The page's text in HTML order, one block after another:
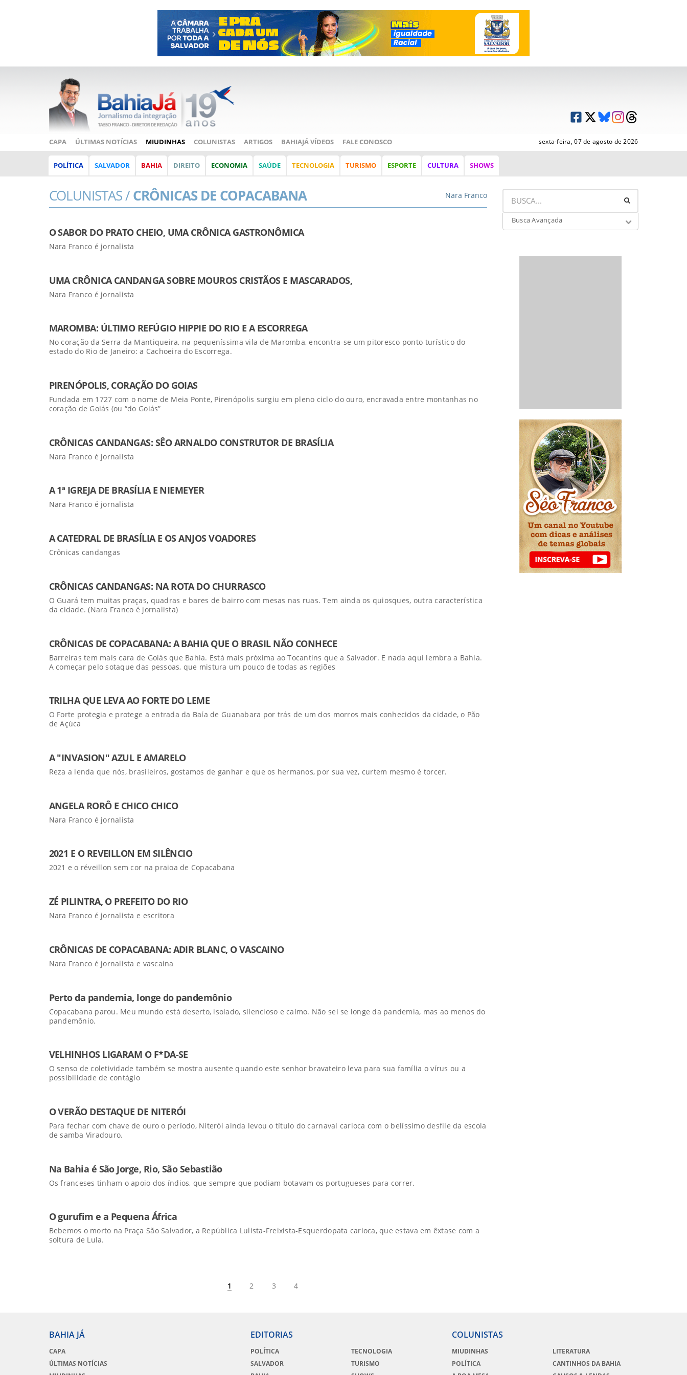
CAPA ÚLTIMAS NOTÍCIAS MIUDINHAS COLUNISTAS ARTIGOS BAHIAJÁ VÍDEOS FALE CONOSCO sexta-feira, 07 de agosto de 2026
POLÍTICA SALVADOR BAHIA DIREITO ECONOMIA SAÚDE TECNOLOGIA TURISMO ESPORTE CULTURA SHOWS
COLUNISTAS /CRÔNICAS DE COPACABANA Nara Franco
O SABOR DO PRATO CHEIO, UMA CRÔNICA GASTRONÔMICA
Nara Franco é jornalista
UMA CRÔNICA CANDANGA SOBRE MOUROS CRISTÃOS E MASCARADOS,
Nara Franco é jornalista
MAROMBA: ÚLTIMO REFÚGIO HIPPIE DO RIO E A ESCORREGA
No coração da Serra da Mantiqueira, na pequeníssima vila de Maromba, encontra-se um pitoresco ponto turístico do
estado do Rio de Janeiro: a Cachoeira do Escorrega.
PIRENÓPOLIS, CORAÇÃO DO GOIAS
Fundada em 1727 com o nome de Meia Ponte, Pirenópolis surgiu em pleno ciclo do ouro, encravada entre montanhas no
coração de Goiás (ou “do Goiás”
CRÔNICAS CANDANGAS: SÊO ARNALDO CONSTRUTOR DE BRASÍLIA
Nara Franco é jornalista
A 1ª IGREJA DE BRASÍLIA E NIEMEYER
Nara Franco é jornalista
A CATEDRAL DE BRASÍLIA E OS ANJOS VOADORES
Crônicas candangas
CRÔNICAS CANDANGAS: NA ROTA DO CHURRASCO
O Guará tem muitas praças, quadras e bares de bairro com mesas nas ruas. Tem ainda os quiosques, outra característica
da cidade. (Nara Franco é jornalista)
CRÔNICAS DE COPACABANA: A BAHIA QUE O BRASIL NÃO CONHECE
Barreiras tem mais cara de Goiás que Bahia. Está mais próxima ao Tocantins que a Salvador. E nada aqui lembra a Bahia.
A começar pelo sotaque das pessoas, que mistura um pouco de todas as regiões
TRILHA QUE LEVA AO FORTE DO LEME
O Forte protegia e protege a entrada da Baía de Guanabara por trás de um dos morros mais conhecidos da cidade, o Pão
de Açúca
A "INVASION" AZUL E AMARELO
Reza a lenda que nós, brasileiros, gostamos de ganhar e que os hermanos, por sua vez, curtem mesmo é torcer.
ANGELA RORÔ E CHICO CHICO
Nara Franco é jornalista
2021 E O REVEILLON EM SILÊNCIO
2021 e o réveillon sem cor na praioa de Copacabana
ZÉ PILINTRA, O PREFEITO DO RIO
Nara Franco é jornalista e escritora
CRÔNICAS DE COPACABANA: ADIR BLANC, O VASCAINO
Nara Franco é jornalista e vascaina
Perto da pandemia, longe do pandemônio
Copacabana parou. Meu mundo está deserto, isolado, silencioso e calmo. Não sei se longe da pandemia, mas ao menos do
pandemônio.
VELHINHOS LIGARAM O F*DA-SE
O senso de coletividade também se mostra ausente quando este senhor bravateiro leva para sua família o vírus ou a
possibilidade de contágio
O VERÃO DESTAQUE DE NITERÓI
Para fechar com chave de ouro o período, Niterói ainda levou o título do carnaval carioca com o belíssimo desfile da escola
de samba Viradouro.
Na Bahia é São Jorge, Rio, São Sebastião
Os franceses tinham o apoio dos índios, que sempre que podiam botavam os portugueses para correr.
O gurufim e a Pequena África
Bebemos o morto na Praça São Salvador, a República Lulista-Freixista-Esquerdopata carioca, que estava em êxtase com a
soltura de Lula.
1 2 3 4
Busca Avançada
BAHIA JÁ
CAPA
ÚLTIMAS NOTÍCIAS
EDITORIAS
POLÍTICA
SALVADOR
TECNOLOGIA
TURISMO
COLUNISTAS
MIUDINHAS
POLÍTICA
LITERATURA
CANTINHOS DA BAHIA